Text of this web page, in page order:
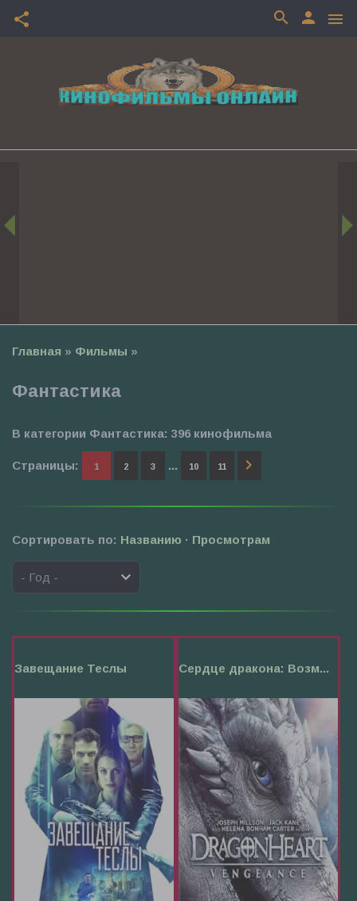
share menu
person
search
Главная » Фильмы »
Фантастика
В категории Фантастика: 396 кинофильма
Страницы: 1 2 3 ... 10 11
Сортировать по: Названию · Просмотрам
Завещание Теслы Сердце дракона: Возм...